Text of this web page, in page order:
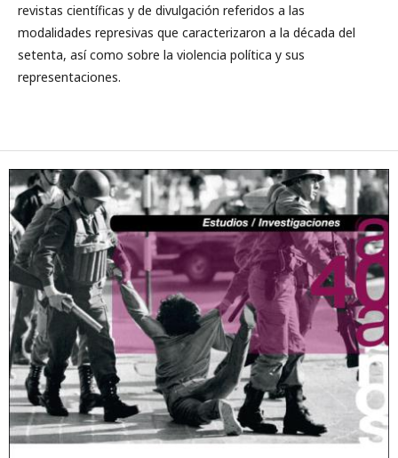
revistas científicas y de divulgación referidos a las
modalidades represivas que caracterizaron a la década del
setenta, así como sobre la violencia política y sus
representaciones.